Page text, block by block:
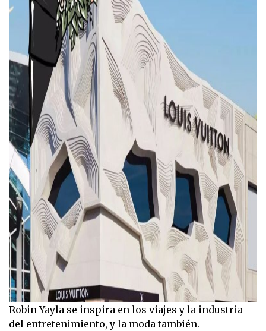
Robin Yayla se inspira en los viajes y la industria
del entretenimiento, y la moda también.